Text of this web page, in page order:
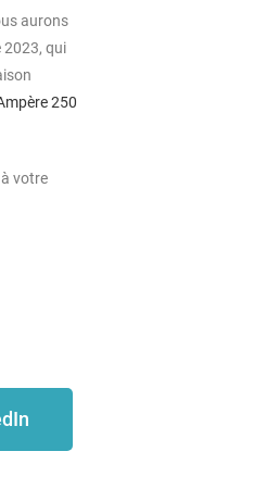
aurons
2023, qui
250
votre